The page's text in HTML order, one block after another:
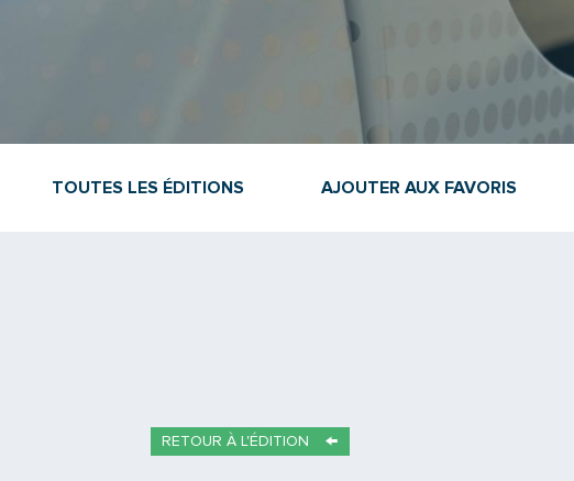
TOUTES LES ÉDITIONS AJOUTER AUX FAVORIS
RETOUR À L'ÉDITION